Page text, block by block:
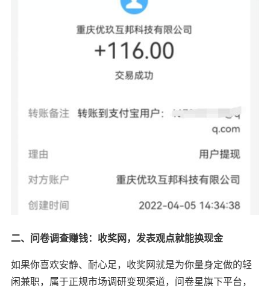
二、问卷调查赚钱：收奖网，发表观点就能换现金
如果你喜欢安静、耐心足，收奖网就是为你量身定做的轻
闲兼职，属于正规市场调研变现渠道，问卷星旗下平台，